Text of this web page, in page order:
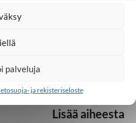
palveluja
ja rekisteriseloste
Lisää aiheesta